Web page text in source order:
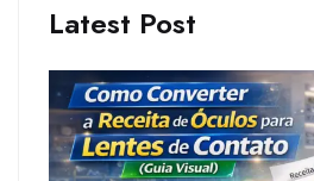
Latest Post